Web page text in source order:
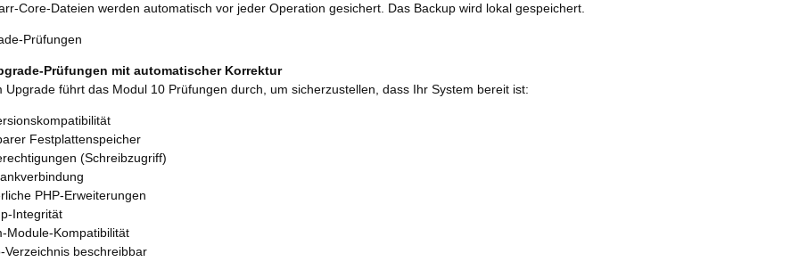
Core-Dateien werden automatisch vor jeder Operation gesichert. Das Backup wird lokal gespeichert.
Prüfungen
Prüfungen mit automatischer Korrektur
Upgrade führt das Modul 10 Prüfungen durch, um sicherzustellen, dass Ihr System bereit ist:
Festplattenspeicher
(Schreibzugriff)
PHP-Erweiterungen
Integrität
Module-Kompatibilität
Verzeichnis beschreibbar